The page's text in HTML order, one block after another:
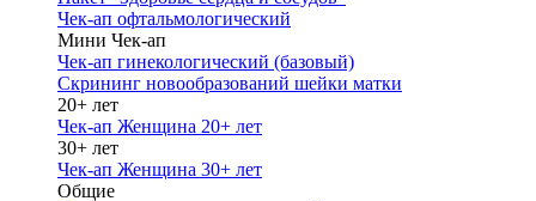
Чек-ап офтальмологический
Мини Чек-ап
Чек-ап гинекологический (базовый)
Скрининг новообразований шейки матки
20+ лет
Чек-ап Женщина 20+ лет
30+ лет
Чек-ап Женщина 30+ лет
Общие